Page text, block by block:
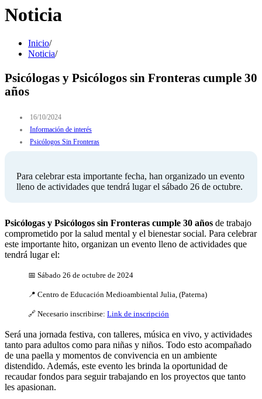
Noticia
Inicio/
Noticia/
Psicólogas y Psicólogos sin Fronteras cumple 30
años
16/10/2024
Información de interés
Psicólogos Sin Fronteras
Para celebrar esta importante fecha, han organizado un evento
lleno de actividades que tendrá lugar el sábado 26 de octubre.
Psicólogas y Psicólogos sin Fronteras cumple 30 años de trabajo
comprometido por la salud mental y el bienestar social. Para celebrar
este importante hito, organizan un evento lleno de actividades que
tendrá lugar el:
📅 Sábado 26 de octubre de 2024
📍 Centro de Educación Medioambiental Julia, (Paterna)
🔗 Necesario inscribirse: Link de inscripción
Será una jornada festiva, con talleres, música en vivo, y actividades
tanto para adultos como para niñas y niños. Todo esto acompañado
de una paella y momentos de convivencia en un ambiente
distendido. Además, este evento les brinda la oportunidad de
recaudar fondos para seguir trabajando en los proyectos que tanto
les apasionan.